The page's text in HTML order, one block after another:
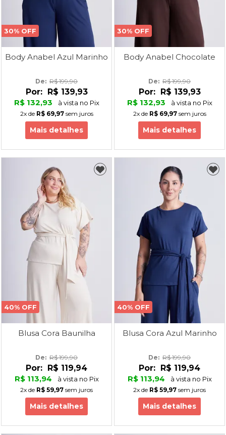
30% OFF
Body Anabel Azul Marinho
De: R$ 199,90
Por:
R$ 139,93
R$ 132,93
à vista no Pix
2xde R$ 69,97sem juros
Mais detalhes
30% OFF
Body Anabel Chocolate
De: R$ 199,90
Por:
R$ 139,93
R$ 132,93
à vista no Pix
2xde R$ 69,97sem juros
Mais detalhes
40% OFF
Blusa Cora Baunilha
De: R$ 199,90
Por:
R$ 119,94
R$ 113,94
à vista no Pix
2x de R$ 59,97 sem juros
Mais detalhes
40% OFF
Blusa Cora Azul Marinho
De: R$ 199,90
Por:
R$ 119,94
R$ 113,94
à vista no Pix
2x de R$ 59,97 sem juros
Mais detalhes